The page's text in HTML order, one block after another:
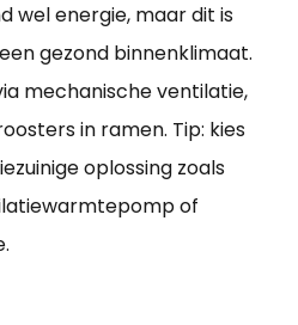
wel energie, maar dit is
gezond binnenklimaat.
mechanische ventilatie,
in ramen. Tip: kies
oplossing zoals
of